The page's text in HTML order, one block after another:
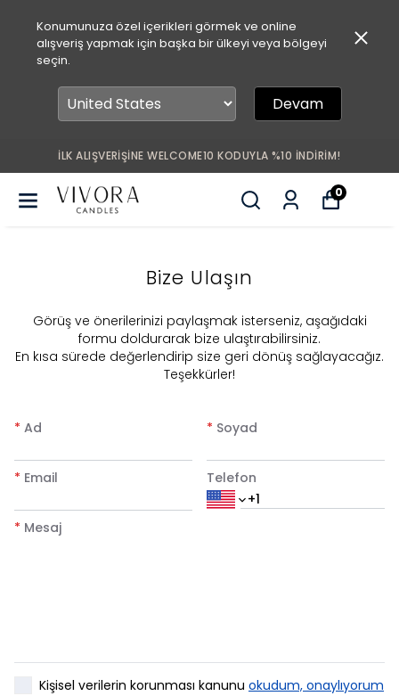
Konumunuza özel içerikleri görmek ve online
alışveriş yapmak için başka bir ülkeyi veya bölgeyi
seçin.
Devam
İLK ALIŞVERİŞİNE WELCOME10 KODUYLA %10 İNDİRİM!
0
Bize Ulaşın
​Görüş ve önerilerinizi paylaşmak isterseniz, aşağıdaki
formu doldurarak bize ulaştırabilirsiniz.
En kısa sürede değerlendirip size geri dönüş sağlayacağız.
Teşekkürler!
* Ad * Soyad
* Email Telefon
* Mesaj
Kişisel verilerin korunması kanunu okudum, onaylıyorum